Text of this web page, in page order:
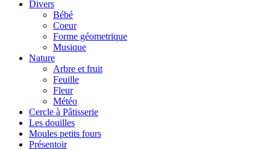
Divers
Bébé
Coeur
Forme géometrique
Musique
Nature
Arbre et fruit
Feuille
Fleur
Météo
Cercle à Pâtisserie
Les douilles
Moules petits fours
Présentoir